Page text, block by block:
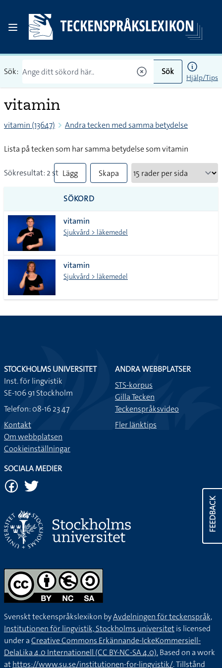
Sök: Sök
Hjälp/Tips
vitamin
vitamin (13647) Andra tecken med samma betydelse
Lista på tecken som har samma betydelse som vitamin
Sökresultat: 2 st Lägg
till
alla i
lista
Skapa
SÖKORD
vitamin
Sjukvård > läkemedel
vitamin
Sjukvård > läkemedel
FEEDBACK
STOCKHOLMS UNIVERSITET
Inst. för lingvistik
SE-106 91 Stockholm
Telefon: 08-16 23 47
Kontakt
Om webbplatsen
Cookieinställningar
ANDRA WEBBPLATSER
STS-korpus
Gilla Tecken
Teckenspråksvideo
Fler länktips
SOCIALA MEDIER
Svenskt teckenspråkslexikon byAvdelningen för teckenspråk,
Institutionen för lingvistik, Stockholms universitetis licensed
under aCreative Commons Erkännande-IckeKommersiell-
DelaLika 4.0 Internationell (CC BY-NC-SA 4.0).Based on a work
athttps://www.su.se/institutionen-for-lingvistik/. Tillstånd